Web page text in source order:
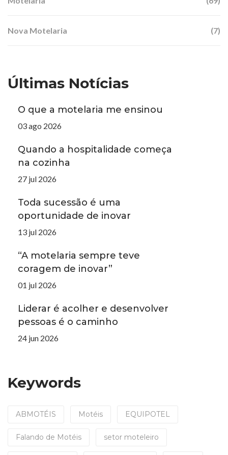
Nova Motelaria (7)
Últimas Notícias
O que a motelaria me ensinou
03 ago 2026
Quando a hospitalidade começa
na cozinha
27 jul 2026
Toda sucessão é uma
oportunidade de inovar
13 jul 2026
“A motelaria sempre teve
coragem de inovar”
01 jul 2026
Liderar é acolher e desenvolver
pessoas é o caminho
24 jun 2026
Keywords
ABMOTÉIS Motéis EQUIPOTEL
Falando de Motéis setor moteleiro